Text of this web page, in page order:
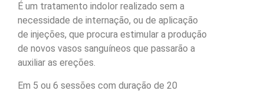
É um tratamento indolor realizado sem a
necessidade de internação, ou de aplicação
de injeções, que procura estimular a produção
de novos vasos sanguíneos que passarão a
auxiliar as ereções.
Em 5 ou 6 sessões com duração de 20